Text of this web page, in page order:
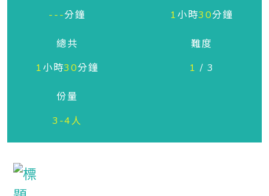
---分鐘
1小時30分鐘
總共
1小時30分鐘
難度
1 / 3
份量
3-4人